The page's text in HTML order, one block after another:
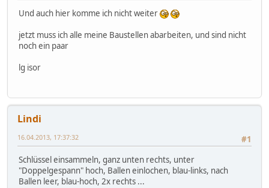
Und auch hier komme ich nicht weiter
jetzt muss ich alle meine Baustellen abarbeiten, und sind nicht
noch ein paar
lg isor
Lindi
#1
16.04.2013, 17:37:32
Schlüssel einsammeln, ganz unten rechts, unter
"Doppelgespann" hoch, Ballen einlochen, blau-links, nach
Ballen leer, blau-hoch, 2x rechts ...